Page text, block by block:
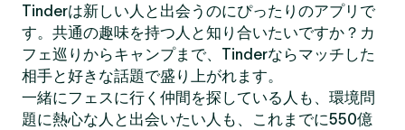
Tinderは新しい人と出会うのにぴったりのアプリで
す。共通の趣味を持つ人と知り合いたいですか？カ
フェ巡りからキャンプまで、Tinderならマッチした
相手と好きな話題で盛り上がれます。
一緒にフェスに行く仲間を探している人も、環境問
題に熱心な人と出会いたい人も、これまでに550億